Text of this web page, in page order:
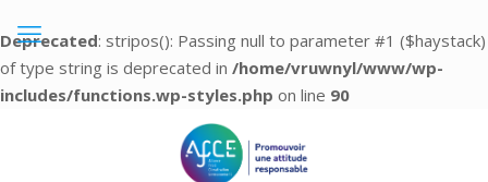
Deprecated: stripos(): Passing null to parameter #1 ($haystack)
of type string is deprecated in /home/vruwnyl/www/wp-
includes/functions.wp-styles.php on line 90